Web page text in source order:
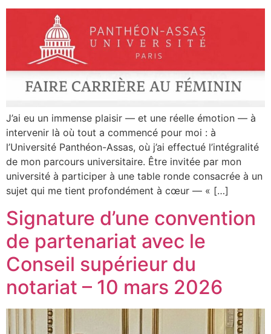
J’ai eu un immense plaisir — et une réelle émotion — à
intervenir là où tout a commencé pour moi : à
l’Université Panthéon-Assas, où j’ai effectué l’intégralité
de mon parcours universitaire. Être invitée par mon
université à participer à une table ronde consacrée à un
sujet qui me tient profondément à cœur — « […]
Signature d’une convention
de partenariat avec le
Conseil supérieur du
notariat – 10 mars 2026